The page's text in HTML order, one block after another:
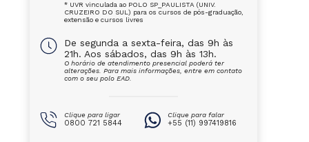
* UVR vinculada ao POLO SP_PAULISTA (UNIV.
CRUZEIRO DO SUL) para os cursos de pós-graduação,
extensão e cursos livres
De segunda a sexta-feira, das 9h às
21h. Aos sábados, das 9h às 13h.
O horário de atendimento presencial poderá ter
alterações. Para mais informações, entre em contato
com o seu polo EAD.
Clique para ligar
0800 721 5844
Clique para falar
+55 (11) 997419816